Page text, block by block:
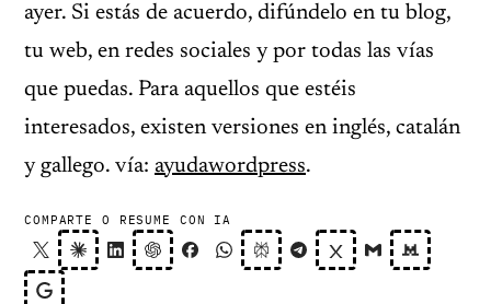
ayer. Si estás de acuerdo, difúndelo en tu blog,
tu web, en redes sociales y por todas las vías
que puedas. Para aquellos que estéis
interesados, existen versiones en inglés, catalán
y gallego. vía: ayudawordpress.
COMPARTE O RESUME CON IA